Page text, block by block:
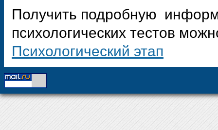
Получить подробную
психологических тестов
Психологический этап